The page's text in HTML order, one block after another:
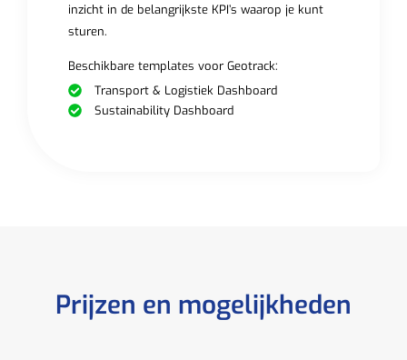
inzicht in de belangrijkste KPI’s waarop je kunt
sturen.
Beschikbare templates voor Geotrack:
Transport & Logistiek Dashboard
Sustainability Dashboard
Prijzen en mogelijkheden